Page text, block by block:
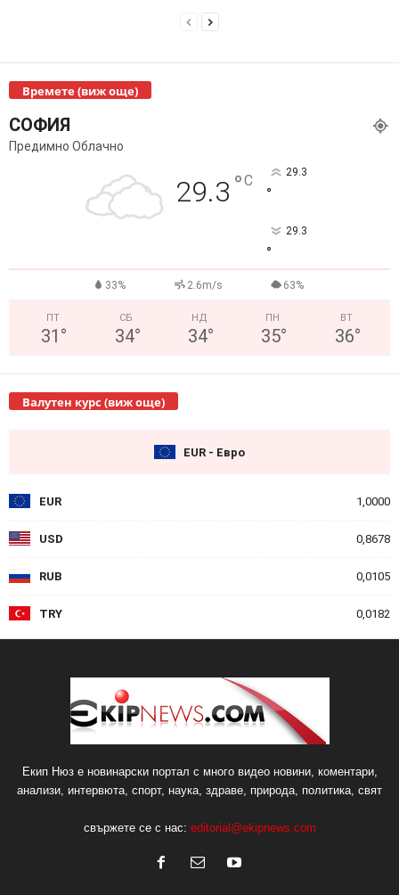
Времете (виж още)
СОФИЯ
Предимно Облачно
29.3 °C 29.3
°
29.3
°
33% 2.6m/s 63%
ПТ
31 °
СБ
34°
НД
34°
ПН
35°
ВТ
36°
Валутен курс (виж още)
EUR - Евро
EUR 1,0000
USD 0,8678
RUB 0,0105
TRY 0,0182
Екип Нюз е новинарски портал с много видео новини, коментари,
анализи, интервюта, спорт, наука, здраве, природа, политика, свят
свържете се с нас: editorial@ekipnews.com